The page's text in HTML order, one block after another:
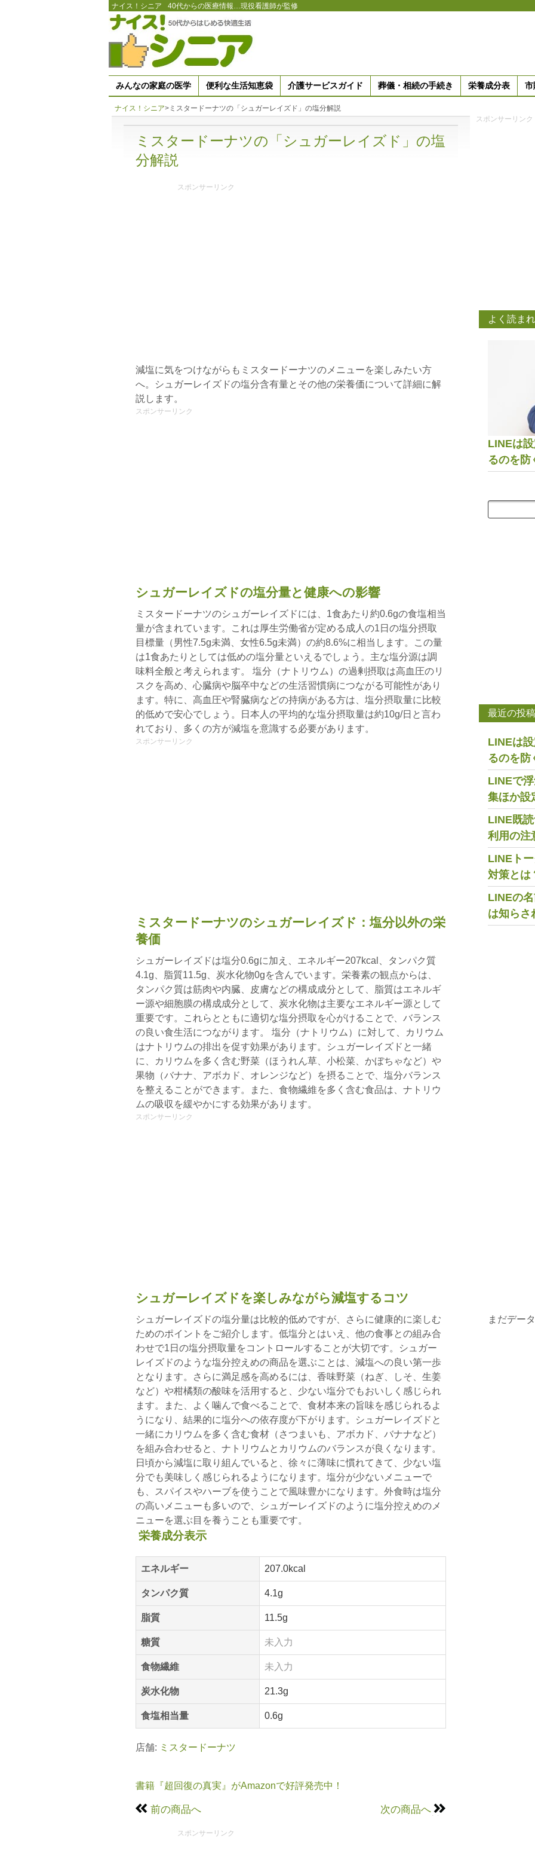
ナイス！シニア 40代からの医療情報…現役看護師が監修
みんなの家庭の医学 便利な生活知恵袋 介護サービスガイド 葬儀・相続の手続き 栄養成分表 市
ナイス！シニア> ミスタードーナツの「シュガーレイズド」の塩分解説
ミスタードーナツの「シュガーレイズド」の塩
分解説
スポンサーリンク
減塩に気をつけながらもミスタードーナツのメニューを楽しみたい方
へ。シュガーレイズドの塩分含有量とその他の栄養価について詳細に解
説します。
スポンサーリンク
シュガーレイズドの塩分量と健康への影響
ミスタードーナツのシュガーレイズドには、1食あたり約0.6gの食塩相当
量が含まれています。これは厚生労働省が定める成人の1日の塩分摂取
目標量（男性7.5g未満、女性6.5g未満）の約8.6%に相当します。この量
は1食あたりとしては低めの塩分量といえるでしょう。主な塩分源は調
味料全般と考えられます。 塩分（ナトリウム）の過剰摂取は高血圧のリ
スクを高め、心臓病や脳卒中などの生活習慣病につながる可能性があり
ます。特に、高血圧や腎臓病などの持病がある方は、塩分摂取量に比較
的低めで安心でしょう。日本人の平均的な塩分摂取量は約10g/日と言わ
れており、多くの方が減塩を意識する必要があります。
スポンサーリンク
ミスタードーナツのシュガーレイズド：塩分以外の栄
養価
シュガーレイズドは塩分0.6gに加え、エネルギー207kcal、タンパク質
4.1g、脂質11.5g、炭水化物0gを含んでいます。栄養素の観点からは、
タンパク質は筋肉や内臓、皮膚などの構成成分として、脂質はエネルギ
ー源や細胞膜の構成成分として、炭水化物は主要なエネルギー源として
重要です。これらとともに適切な塩分摂取を心がけることで、バランス
の良い食生活につながります。 塩分（ナトリウム）に対して、カリウム
はナトリウムの排出を促す効果があります。シュガーレイズドと一緒
に、カリウムを多く含む野菜（ほうれん草、小松菜、かぼちゃなど）や
果物（バナナ、アボカド、オレンジなど）を摂ることで、塩分バランス
を整えることができます。また、食物繊維を多く含む食品は、ナトリウ
ムの吸収を緩やかにする効果があります。
スポンサーリンク
シュガーレイズドを楽しみながら減塩するコツ
シュガーレイズドの塩分量は比較的低めですが、さらに健康的に楽しむ
ためのポイントをご紹介します。低塩分とはいえ、他の食事との組み合
わせで1日の塩分摂取量をコントロールすることが大切です。シュガー
レイズドのような塩分控えめの商品を選ぶことは、減塩への良い第一歩
となります。さらに満足感を高めるには、香味野菜（ねぎ、しそ、生姜
など）や柑橘類の酸味を活用すると、少ない塩分でもおいしく感じられ
ます。また、よく噛んで食べることで、食材本来の旨味を感じられるよ
うになり、結果的に塩分への依存度が下がります。シュガーレイズドと
一緒にカリウムを多く含む食材（さつまいも、アボカド、バナナなど）
を組み合わせると、ナトリウムとカリウムのバランスが良くなります。
日頃から減塩に取り組んでいると、徐々に薄味に慣れてきて、少ない塩
分でも美味しく感じられるようになります。塩分が少ないメニューで
も、スパイスやハーブを使うことで風味豊かになります。外食時は塩分
の高いメニューも多いので、シュガーレイズドのように塩分控えめのメ
ニューを選ぶ目を養うことも重要です。
栄養成分表示
エネルギー 207.0kcal
タンパク質 4.1g
脂質 11.5g
糖質 未入力
食物繊維 未入力
炭水化物 21.3g
食塩相当量 0.6g
店舗: ミスタードーナツ
書籍『超回復の真実』がAmazonで好評発売中！
前の商品へ 次の商品へ
スポンサーリンク
スポンサーリンク
よく読ま
LINEは
るのを防
最近の投稿
LINEは
るのを防
LINEで
集ほか設
LINE既
利用の注
LINEト
対策とは
LINEの
は知らさ
まだデー